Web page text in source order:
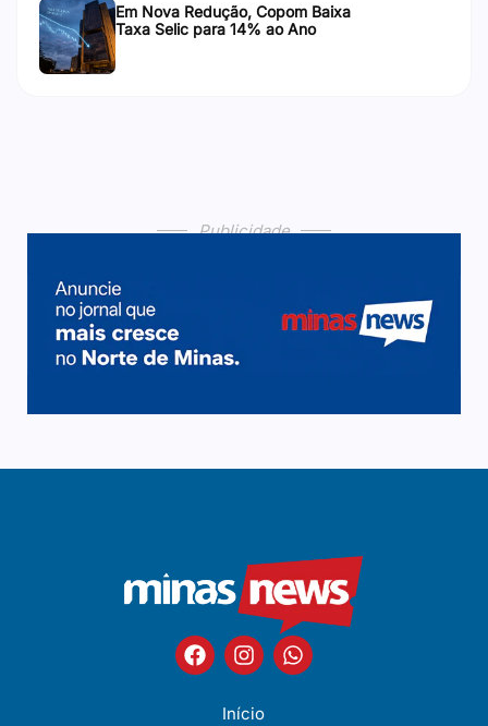
Em Nova Redução, Copom Baixa
Taxa Selic para 14% ao Ano
Publicidade
Início